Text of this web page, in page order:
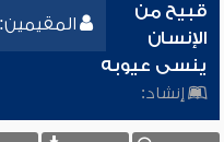
المقيمين: 0
قبيح من
الإنسان
ينسى عيوبه
إنشاد: